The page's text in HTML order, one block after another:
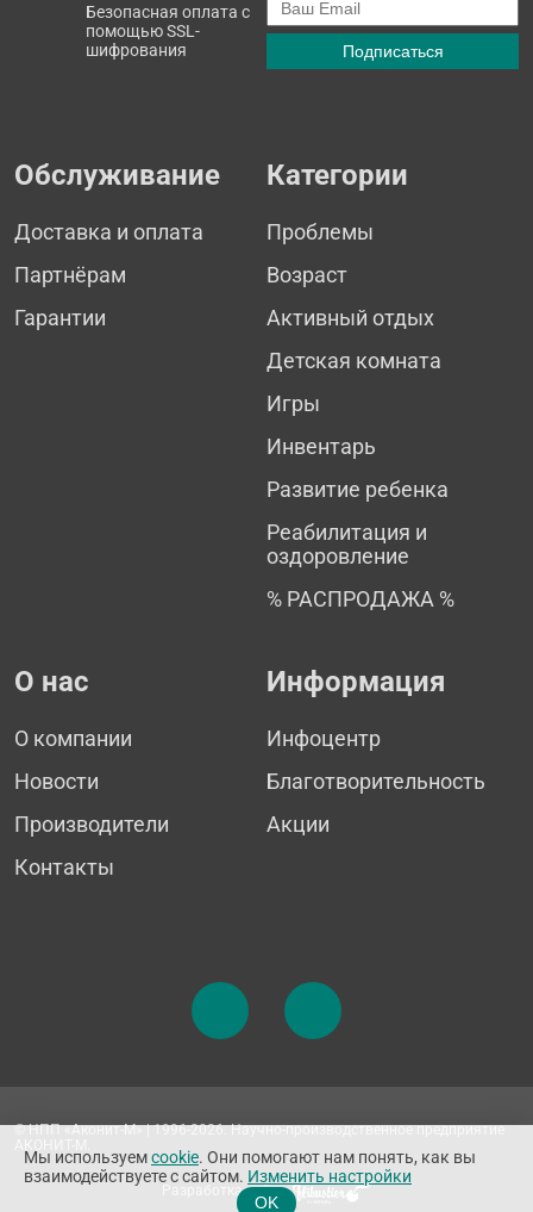
Безопасная оплата с
помощью SSL-
шифрования
Обслуживание
Доставка и оплата
Партнёрам
Гарантии
Категории
Проблемы
Возраст
Активный отдых
Детская комната
Игры
Инвентарь
Развитие ребенка
Реабилитация и
оздоровление
% РАСПРОДАЖА %
О нас
О компании
Новости
Производители
Контакты
Информация
Инфоцентр
Благотворительность
Акции
© НПП «Аконит-М» | 1996-2026. Научно-производственное предприятие
Разработка сайта
Мы используемcookie. Они помогают нам понять, как вы
взаимодействуете с сайтом. Изменить настройки
OK